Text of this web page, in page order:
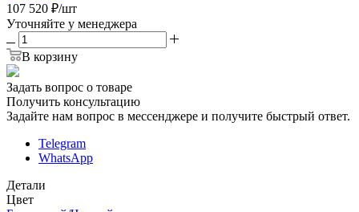
107 520 ₽/шт
Уточняйте у менеджера
В корзину
Задать вопрос о товаре
Получить консультацию
Задайте нам вопрос в мессенджере и получите быстрый ответ.
Telegram
WhatsApp
Детали
Цвет